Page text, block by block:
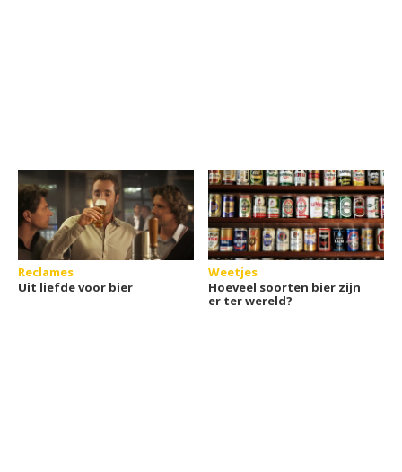
Reclames
Uit liefde voor bier
Weetjes
Hoeveel soorten bier zijn
er ter wereld?